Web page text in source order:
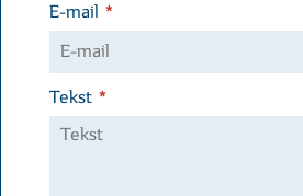
E-mail *
Tekst *